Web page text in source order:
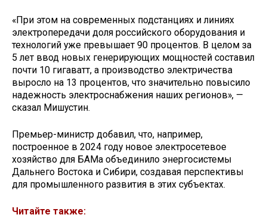
«При этом на современных подстанциях и линиях
электропередачи доля российского оборудования и
технологий уже превышает 90 процентов. В целом за
5 лет ввод новых генерирующих мощностей составил
почти 10 гигаватт, а производство электричества
выросло на 13 процентов, что значительно повысило
надежность электроснабжения наших регионов», —
сказал Мишустин.
Премьер-министр добавил, что, например,
построенное в 2024 году новое электросетевое
хозяйство для БАМа объединило энергосистемы
Дальнего Востока и Сибири, создавая перспективы
для промышленного развития в этих субъектах.
Читайте также: